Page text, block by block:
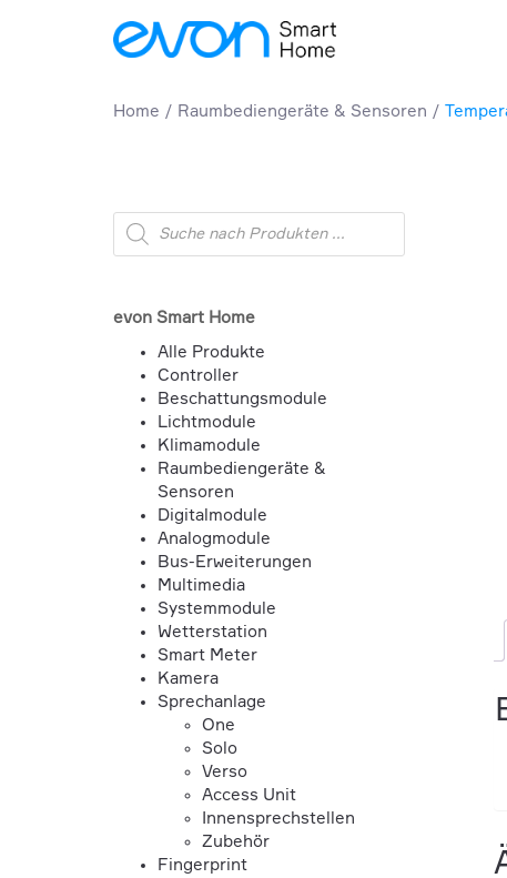
Home Raumbediengeräte & Sensoren
Products
search
evon Smart Home
Alle Produkte
Controller
Beschattungsmodule
Lichtmodule
Klimamodule
Raumbediengeräte &
Sensoren
Digitalmodule
Analogmodule
Bus-Erweiterungen
Multimedia
Systemmodule
Wetterstation
Smart Meter
Kamera
Sprechanlage
One
Solo
Verso
Access Unit
Innensprechstellen
Zubehör
Fingerprint